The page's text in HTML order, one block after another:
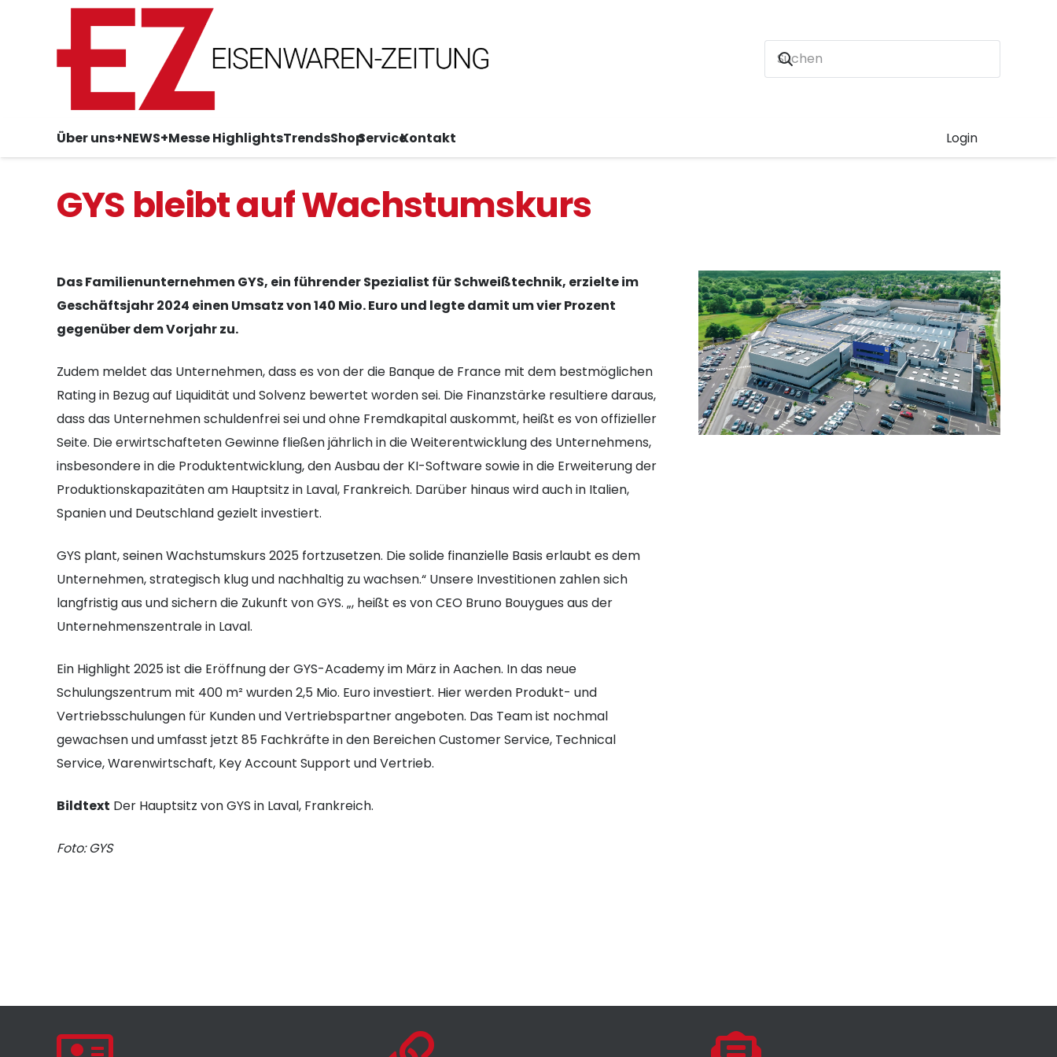
Über uns+NEWS+Messe HighlightsTrendsShopServiceKontakt Login
GYS bleibt auf Wachstumskurs
Das Familienunternehmen GYS, ein führender Spezialist für Schweißtechnik, erzielte im
Geschäftsjahr 2024 einen Umsatz von 140 Mio. Euro und legte damit um vier Prozent
gegenüber dem Vorjahr zu.
Zudem meldet das Unternehmen, dass es von der die Banque de France mit dem bestmöglichen
Rating in Bezug auf Liquidität und Solvenz bewertet worden sei. Die Finanzstärke resultiere daraus,
dass das Unternehmen schuldenfrei sei und ohne Fremdkapital auskommt, heißt es von offizieller
Seite. Die erwirtschafteten Gewinne fließen jährlich in die Weiterentwicklung des Unternehmens,
insbesondere in die Produktentwicklung, den Ausbau der KI-Software sowie in die Erweiterung der
Produktionskapazitäten am Hauptsitz in Laval, Frankreich. Darüber hinaus wird auch in Italien,
Spanien und Deutschland gezielt investiert.
GYS plant, seinen Wachstumskurs 2025 fortzusetzen. Die solide finanzielle Basis erlaubt es dem
Unternehmen, strategisch klug und nachhaltig zu wachsen.“ Unsere Investitionen zahlen sich
langfristig aus und sichern die Zukunft von GYS. „, heißt es von CEO Bruno Bouygues aus der
Unternehmenszentrale in Laval.
Ein Highlight 2025 ist die Eröffnung der GYS-Academy im März in Aachen. In das neue
Schulungszentrum mit 400 m² wurden 2,5 Mio. Euro investiert. Hier werden Produkt- und
Vertriebsschulungen für Kunden und Vertriebspartner angeboten. Das Team ist nochmal
gewachsen und umfasst jetzt 85 Fachkräfte in den Bereichen Customer Service, Technical
Service, Warenwirtschaft, Key Account Support und Vertrieb.
Bildtext Der Hauptsitz von GYS in Laval, Frankreich.
Foto: GYS